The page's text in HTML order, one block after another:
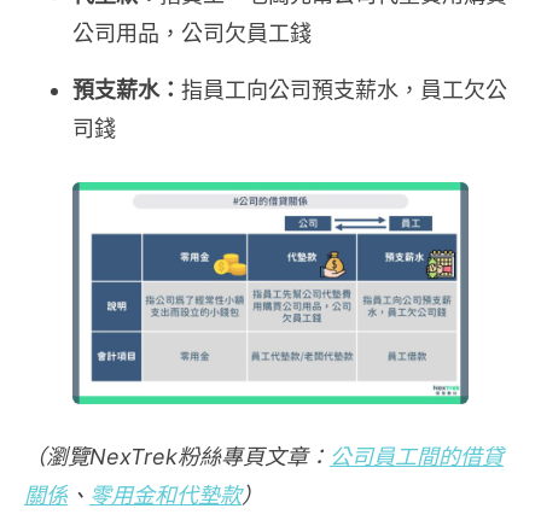
公司用品，公司欠員工錢
預支薪水： 指員工向公司預支薪水，員工欠公
司錢
（瀏覽NexTrek粉絲專頁文章： 公司員工間的借貸
關係 、 零用金和代墊款）